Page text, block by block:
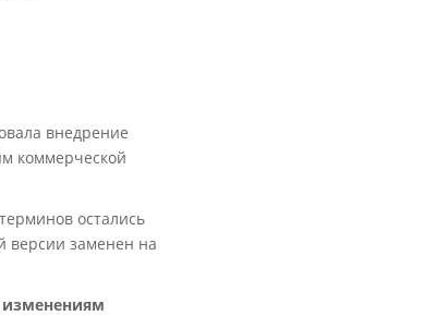
внедрение
коммерческой
остались
версии заменен на